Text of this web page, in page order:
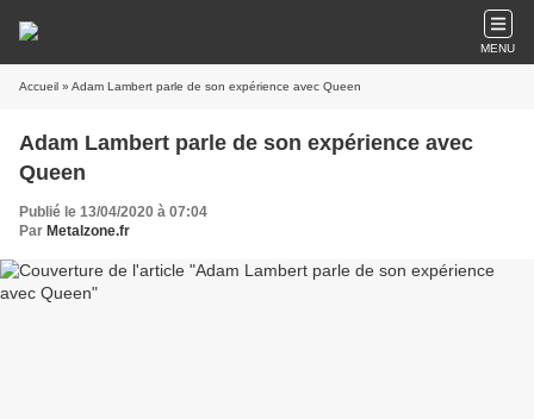
MENU
Accueil » Adam Lambert parle de son expérience avec Queen
Adam Lambert parle de son expérience avec
Queen
Publié le 13/04/2020 à 07:04
Par Metalzone.fr